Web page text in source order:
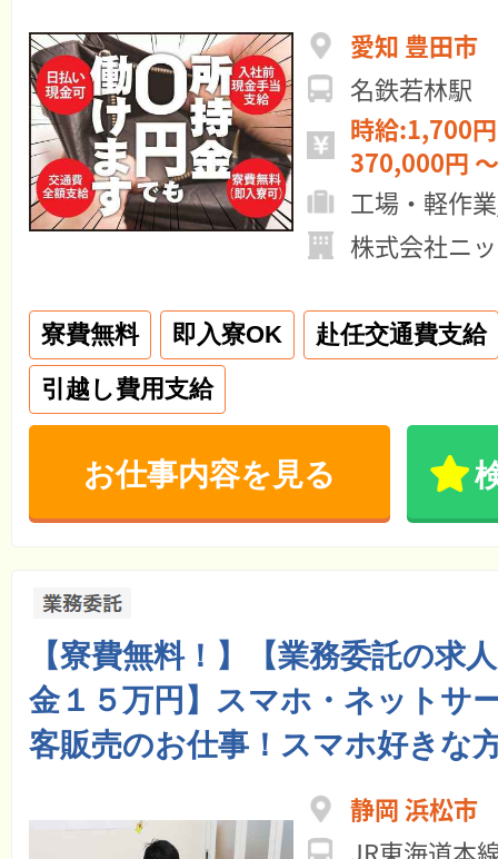
愛知 豊田市
名鉄若林駅
時給:1,700
370,000円
工場・軽作
株式会社ニ
寮費無料 即入寮OK
赴任交通費支給
引越し費用支給
お仕事内容を見る
【寮費無料！】【業務委託の求
金１５万円】スマホ・ネットサ
客販売のお仕事！スマホ好きな
静岡 浜松市
JR東海道本